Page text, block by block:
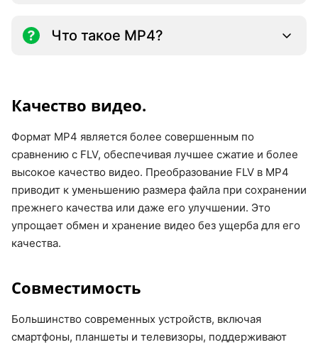
Что такое MP4?
Качество видео.
Формат MP4 является более совершенным по
сравнению с FLV, обеспечивая лучшее сжатие и более
высокое качество видео. Преобразование FLV в MP4
приводит к уменьшению размера файла при сохранении
прежнего качества или даже его улучшении. Это
упрощает обмен и хранение видео без ущерба для его
качества.
Совместимость
Большинство современных устройств, включая
смартфоны, планшеты и телевизоры, поддерживают